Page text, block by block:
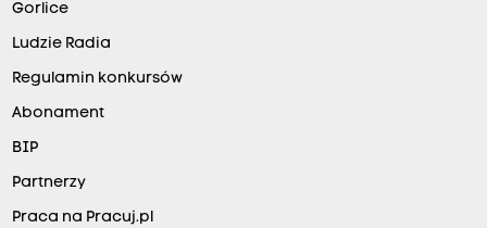
Gorlice
Ludzie Radia
Regulamin konkursów
Abonament
BIP
Partnerzy
Praca na Pracuj.pl